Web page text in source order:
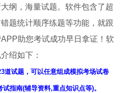
纲，海量试题。软件包含了超
题统计顺序练题等功能，就跟
助您考试成功早日拿证！软
绍如下：
道试题，可以任意组成模拟考场试卷
指南(辅导资料,重点知识点等)。